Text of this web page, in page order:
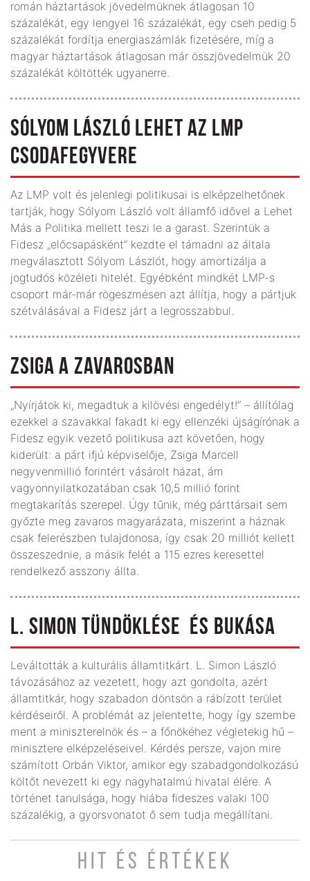
román háztartások jövedelmüknek átlagosan 10
százalékát, egy lengyel 16 százalékát, egy cseh pedig 5
százalékát fordítja energiaszámlák fizetésére, míg a
magyar háztartások átlagosan már összjövedelmük 20
százalékát költötték ugyanerre.
SÓLYOM LÁSZLÓ LEHET AZ LMP
CSODAFEGYVERE
Az LMP volt és jelenlegi politikusai is elképzelhetőnek
tartják, hogy Sólyom László volt államfő idővel a Lehet
Más a Politika mellett teszi le a garast. Szerintük a
Fidesz „előcsapásként” kezdte el támadni az általa
megválasztott Sólyom Lászlót, hogy amortizálja a
jogtudós közéleti hitelét. Egyébként mindkét LMP-s
csoport már-már rögeszmésen azt állítja, hogy a pártjuk
szétválásával a Fidesz járt a legrosszabbul.
ZSIGA A ZAVAROSBAN
„Nyírjátok ki, megadtuk a kilövési engedélyt!” – állítólag
ezekkel a szavakkal fakadt ki egy ellenzéki újságírónak a
Fidesz egyik vezető politikusa azt követően, hogy
kiderült: a párt ifjú képviselője, Zsiga Marcell
negyvenmillió forintért vásárolt házat, ám
vagyonnyilatkozatában csak 10,5 millió forint
megtakarítás szerepel. Úgy tűnik, még párttársait sem
győzte meg zavaros magyarázata, miszerint a háznak
csak felerészben tulajdonosa, így csak 20 milliót kellett
összeszednie, a másik felét a 115 ezres keresettel
rendelkező asszony állta.
L. SIMON TÜNDÖKLÉSE ÉS BUKÁSA
Leváltották a kulturális államtitkárt. L. Simon László
távozásához az vezetett, hogy azt gondolta, azért
államtitkár, hogy szabadon döntsön a rábízott terület
kérdéseiről. A problémát az jelentette, hogy így szembe
ment a miniszterelnök és – a főnökéhez végletekig hű –
minisztere elképzeléseivel. Kérdés persze, vajon mire
számított Orbán Viktor, amikor egy szabadgondolkozású
költőt nevezett ki egy nagyhatalmú hivatal élére. A
történet tanulsága, hogy hiába fideszes valaki 100
százalékig, a gyorsvonatot ő sem tudja megállítani.
HIT ÉS ÉRTÉKEK